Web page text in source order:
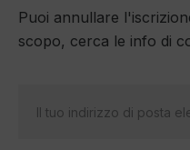
Puoi annullare
scopo, cerca le info di